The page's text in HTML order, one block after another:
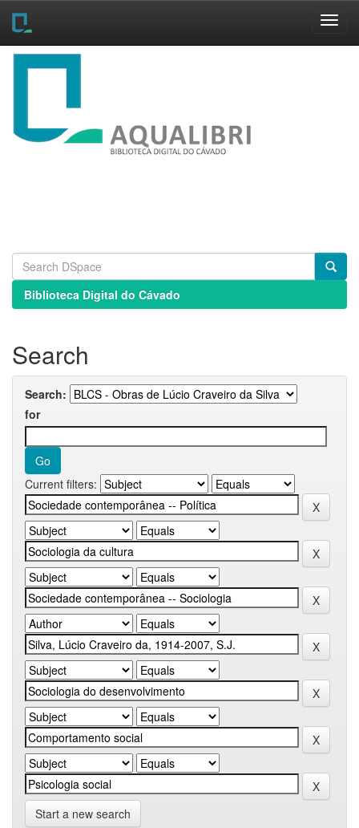
Skip
Biblioteca Digital do Cávado
Search
Search:
for
Current filters:
Start a new search